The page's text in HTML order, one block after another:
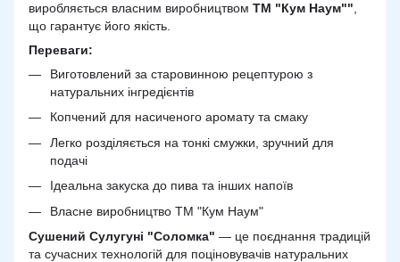
виробляється власним виробництвом ТМ "Кум Наум""
що гарантує його якість.
Переваги:
Виготовлений за старовинною рецептурою з
натуральних інгредієнтів
Копчений для насиченого аромату та смаку
Легко розділяється на тонкі смужки, зручний для
подачі
Ідеальна закуска до пива та інших напоїв
Власне виробництво ТМ "Кум Наум"
Сушений Сулугуні "Соломка" — це поєднання традицій
та сучасних технологій для поціновувачів натуральних